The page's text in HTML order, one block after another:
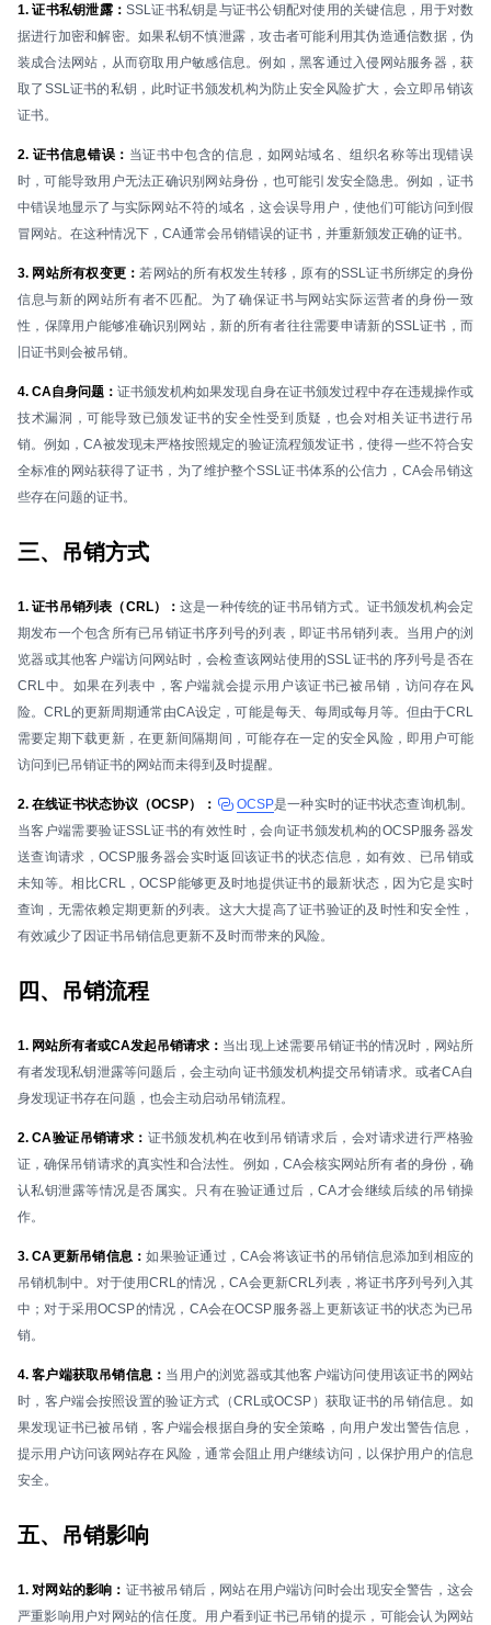
1. 证书私钥泄露： SSL证书私钥是与证书公钥配对使用的关键信息，用于对数
据进行加密和解密。如果私钥不慎泄露，攻击者可能利用其伪造通信数据，伪
装成合法网站，从而窃取用户敏感信息。例如，黑客通过入侵网站服务器，获
取了SSL证书的私钥，此时证书颁发机构为防止安全风险扩大，会立即吊销该
证书。
2. 证书信息错误： 当证书中包含的信息，如网站域名、组织名称等出现错误
时，可能导致用户无法正确识别网站身份，也可能引发安全隐患。例如，证书
中错误地显示了与实际网站不符的域名，这会误导用户，使他们可能访问到假
冒网站。在这种情况下，CA通常会吊销错误的证书，并重新颁发正确的证书。
3. 网站所有权变更：若网站的所有权发生转移，原有的SSL证书所绑定的身份
信息与新的网站所有者不匹配。为了确保证书与网站实际运营者的身份一致
性，保障用户能够准确识别网站，新的所有者往往需要申请新的SSL证书，而
旧证书则会被吊销。
4. CA自身问题：证书颁发机构如果发现自身在证书颁发过程中存在违规操作或
技术漏洞，可能导致已颁发证书的安全性受到质疑，也会对相关证书进行吊
销。例如，CA被发现未严格按照规定的验证流程颁发证书，使得一些不符合安
全标准的网站获得了证书，为了维护整个SSL证书体系的公信力，CA会吊销这
些存在问题的证书。
三、吊销方式
1. 证书吊销列表（CRL）：这是一种传统的证书吊销方式。证书颁发机构会定
期发布一个包含所有已吊销证书序列号的列表，即证书吊销列表。当用户的浏
览器或其他客户端访问网站时，会检查该网站使用的SSL证书的序列号是否在
CRL中。如果在列表中，客户端就会提示用户该证书已被吊销，访问存在风
险。CRL的更新周期通常由CA设定，可能是每天、每周或每月等。但由于CRL
需要定期下载更新，在更新间隔期间，可能存在一定的安全风险，即用户可能
访问到已吊销证书的网站而未得到及时提醒。
2. 在线证书状态协议（OCSP）： OCSP是一种实时的证书状态查询机制。
当客户端需要验证SSL证书的有效性时，会向证书颁发机构的OCSP服务器发
送查询请求，OCSP服务器会实时返回该证书的状态信息，如有效、已吊销或
未知等。相比CRL，OCSP能够更及时地提供证书的最新状态，因为它是实时
查询，无需依赖定期更新的列表。这大大提高了证书验证的及时性和安全性，
有效减少了因证书吊销信息更新不及时而带来的风险。
四、吊销流程
1. 网站所有者或CA发起吊销请求： 当出现上述需要吊销证书的情况时，网站所
有者发现私钥泄露等问题后，会主动向证书颁发机构提交吊销请求。或者CA自
身发现证书存在问题，也会主动启动吊销流程。
2. CA验证吊销请求： 证书颁发机构在收到吊销请求后，会对请求进行严格验
证，确保吊销请求的真实性和合法性。例如，CA会核实网站所有者的身份，确
认私钥泄露等情况是否属实。只有在验证通过后，CA才会继续后续的吊销操
作。
3. CA更新吊销信息：如果验证通过，CA会将该证书的吊销信息添加到相应的
吊销机制中。对于使用CRL的情况，CA会更新CRL列表，将证书序列号列入其
中；对于采用OCSP的情况，CA会在OCSP服务器上更新该证书的状态为已吊
销。
4. 客户端获取吊销信息： 当用户的浏览器或其他客户端访问使用该证书的网站
时，客户端会按照设置的验证方式（CRL或OCSP）获取证书的吊销信息。如
果发现证书已被吊销，客户端会根据自身的安全策略，向用户发出警告信息，
提示用户访问该网站存在风险，通常会阻止用户继续访问，以保护用户的信息
安全。
五、吊销影响
1. 对网站的影响： 证书被吊销后，网站在用户端访问时会出现安全警告，这会
严重影响用户对网站的信任度。用户看到证书已吊销的提示，可能会认为网站